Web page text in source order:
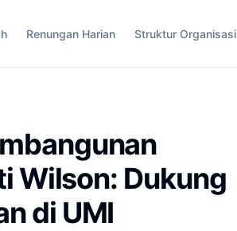
Renungan Harian Struktur Organisasi
Wilson: Dukung
di UMI